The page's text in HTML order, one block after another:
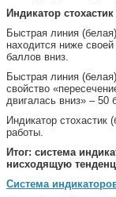
Индикатор
Быстрая линия
находится ниже
баллов вниз.
Быстрая линия
свойство
двигалась вниз» – 50
Индикатор стохастик
работы.
Итог: система
нисходящую
Система